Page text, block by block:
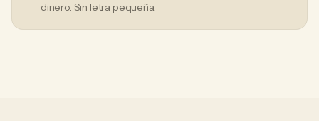
dinero. Sin letra pequeña.